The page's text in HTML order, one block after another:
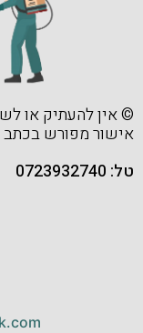
© אין להעתיק או
אישור מפורש
טל: 0723932740